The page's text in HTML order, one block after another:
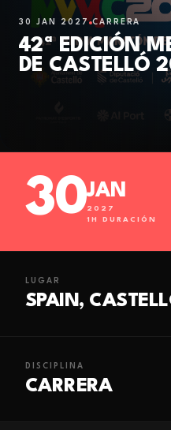
30 JAN 2027 CARRERA
42ª EDICIÓN
DE CASTELLÓ
30JAN
2027
1H DURACIÓN
LUGAR
SPAIN,
DISCIPLINA
CARRERA